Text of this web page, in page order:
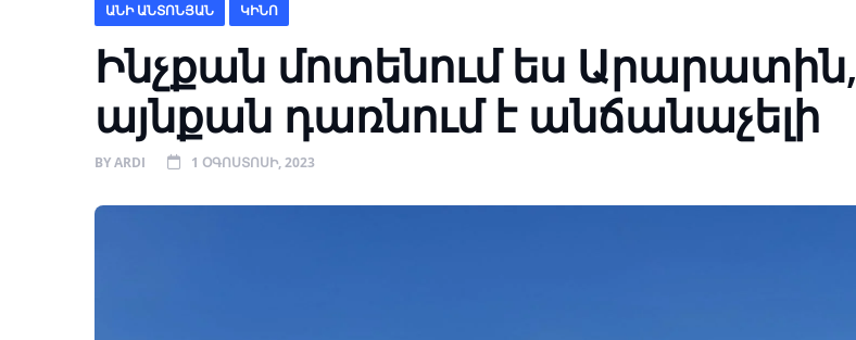
ԱՆԻ ԱՆՏՈՆՅԱՆ ԿԻՆՈ
Ինչքան մոտենում ես Արարատին,
այնքան դառնում է անճանաչելի
BYARDI 1 ՕԳՈՍՏՈՍԻ, 2023